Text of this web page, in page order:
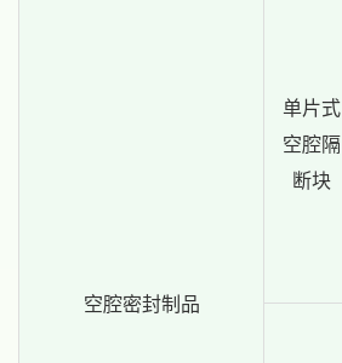
空腔密封制品
单片式
空腔隔
断块